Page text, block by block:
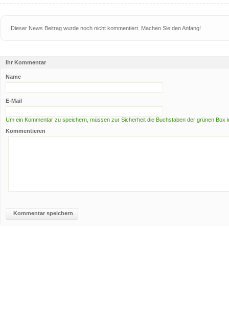
Dieser News Beitrag wurde noch nicht kommentiert. Machen Sie den Anfang!
Ihr Kommentar
Name
E-Mail
Um ein Kommentar zu speichern, müssen zur Sicherheit die Buchstaben der grünen
Kommentieren
Kommentar speichern